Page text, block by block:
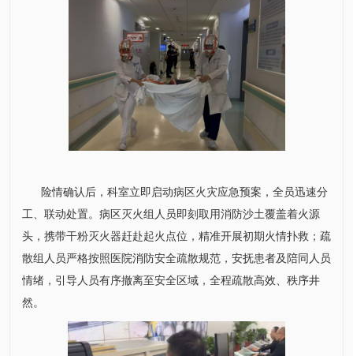
险情确认后，科室立即启动病区火灾应急预案，全员迅速分
工、联动处置。病区灭火组人员即刻取用消防沙土覆盖着火源
头，携带干粉灭火器赶赴起火点位，精准开展初期火情扑救；疏
散组人员严格按照医院消防安全疏散规范，安抚患者及陪同人员
情绪，引导人员有序撤离至安全区域，全程疏散高效、秩序井
然。